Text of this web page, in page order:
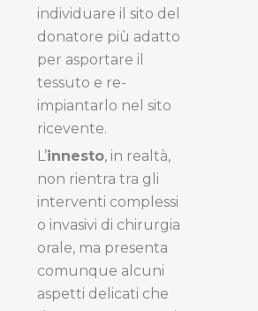
individuare il sito del
donatore più adatto
per asportare il
tessuto e re-
impiantarlo nel sito
ricevente.
L’innesto, in realtà,
non rientra tra gli
interventi complessi
o invasivi di chirurgia
orale, ma presenta
comunque alcuni
aspetti delicati che